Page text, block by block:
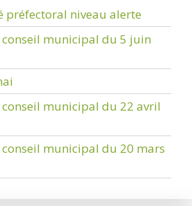
préfectoral niveau alerte
municipal du 5 juin
municipal du 22 avril
municipal du 20 mars